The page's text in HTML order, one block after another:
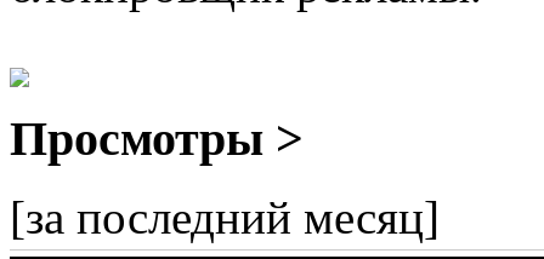
Просмотры >
[за последний месяц]